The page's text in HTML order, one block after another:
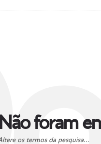
Não foram
os termos da pesquisa...